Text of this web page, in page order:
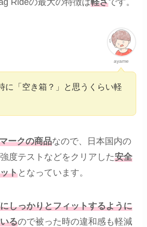
Rideの最大の特徴は軽さです。
ayame
に「空き箱？」と思うくらい軽
ークの商品なので、日本国内の
度テストなどをクリアした安全
トとなっています。
しっかりとフィットするように
るので被った時の違和感も軽減